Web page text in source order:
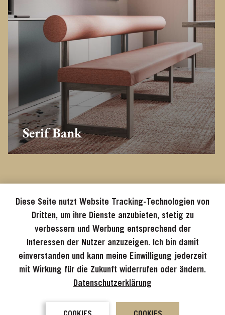
Serif Bank
Diese Seite nutzt Website Tracking-Technologien von
Dritten, um ihre Dienste anzubieten, stetig zu
verbessern und Werbung entsprechend der
Interessen der Nutzer anzuzeigen. Ich bin damit
einverstanden und kann meine Einwilligung jederzeit
mit Wirkung für die Zukunft widerrufen oder ändern.
Datenschutzerklärung